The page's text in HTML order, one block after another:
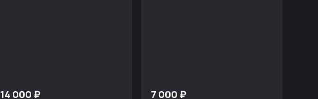
14 000 ₽ 7 000 ₽